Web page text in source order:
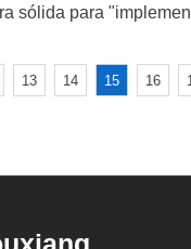
sólida para
13 14 15 16